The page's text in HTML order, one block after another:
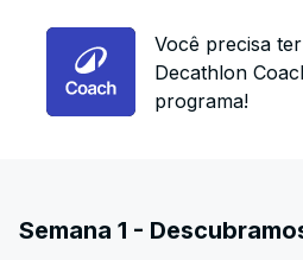
Você precisa
Decathlon
programa!
Semana 1 -